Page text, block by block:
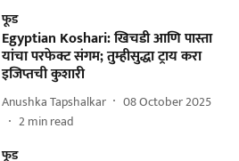
फूड
Egyptian Koshari: खिचडी आणि पास्ता
यांचा परफेक्ट संगम; तुम्हीसुद्धा ट्राय करा
इजिप्तची कुशारी
Anushka Tapshalkar
08 October 2025
2min read
फूड